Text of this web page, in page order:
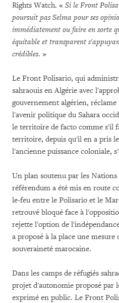
Rights Watch. « Si le Front
poursuit pas Selma pour ses
immédiatement ou faire en sorte
équitable et transparent
crédibles. »
Le Front Polisario, qui
sahraouis en Algérie avec
gouvernement algérien,
l'avenir politique du Sahara
le territoire de facto comme s'il
territoire, depuis qu'il en a pris
l'ancienne puissance coloniale,
Un plan soutenu par les
référendum a été mis en route
le-feu entre le Polisario et le
retrouvé bloqué face à
rejette l'option de
a proposé à la place une mesure
souveraineté marocaine.
Dans les camps de réfugiés
projet d'autonomie proposé par
exprimé en public. Le Front